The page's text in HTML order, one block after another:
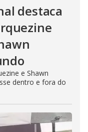
destaca
e Shawn
dentro e fora do